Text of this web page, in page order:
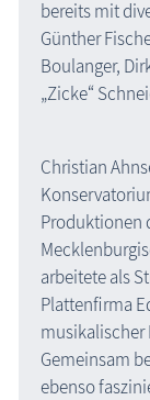
bereits mit
Günther
Boulanger,
„Zicke“
Christian
Produktionen
arbeitete als
Plattenfirma
musikalischer
Gemeinsam
ebenso